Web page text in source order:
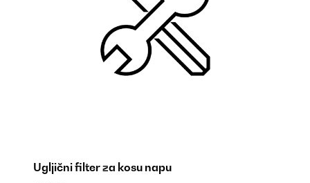
Ugljični filter za kosu napu